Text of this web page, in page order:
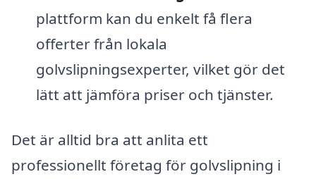
plattform kan du enkelt få flera
offerter från lokala
golvslipningsexperter, vilket gör det
lätt att jämföra priser och tjänster.
Det är alltid bra att anlita ett
professionellt företag för golvslipning i